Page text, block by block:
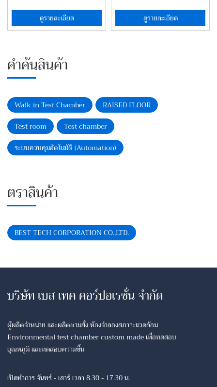
ดูรายละเอียด ดูรายละเอียด
คำค้นสินค้า
Walk in Test Chamber
RAISED FLOOR
Test room
Test chamber
ระบบควบคุมอัตโนมัติ (Automation)
ตราสินค้า
BEST TECH CORPORATION CO.,LTD.
บริษัท เบส เทค คอร์ปอเรชั่น จำกัด
ผู้ผลิตจำหน่าย และผลิตตามสั่ง ห้องจำลองสภาวะแวดล้อม
Environmental test chamber custom made เพื่อทดสอบ
อุณหภูมิ และทดสอบความชื้น
เปิดทำการ จันทร์ - เสาร์ เวลา 8.30 - 17.30 น.